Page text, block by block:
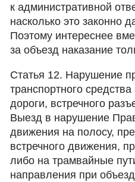
к административной
насколько это законно
Поэтому интереснее
за объезд наказание
Статья 12. Нарушение
транспортного
дороги, встречного
Выезд в нарушение
движения на полосу,
встречного движения,
либо на трамвайные
направления при